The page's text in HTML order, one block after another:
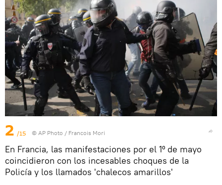
2 /15 © AP Photo / Francois Mori
En Francia, las manifestaciones por el 1º de mayo
coincidieron con los incesables choques de la
Policía y los llamados 'chalecos amarillos'